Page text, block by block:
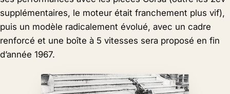
supplémentaires, le moteur était franchement plus vif),
puis un modèle radicalement évolué, avec un cadre
renforcé et une boîte à 5 vitesses sera proposé en fin
d’année 1967.